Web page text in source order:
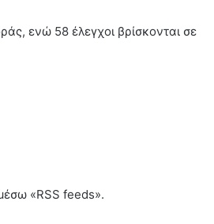
ενώ 58 έλεγχοι βρίσκονται σε
«RSS feeds».